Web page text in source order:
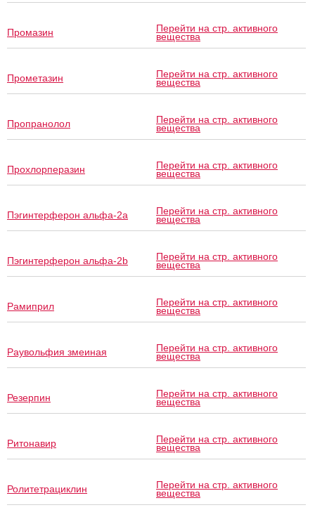
Промазин Перейти на стр. активного
вещества
Прометазин Перейти на стр. активного
вещества
Пропранолол Перейти на стр. активного
вещества
Прохлорперазин Перейти на стр. активного
вещества
Пэгинтерферон альфа-2a Перейти на стр. активного
вещества
Пэгинтерферон альфа-2b Перейти на стр. активного
вещества
Рамиприл Перейти на стр. активного
вещества
Раувольфия змеиная Перейти на стр. активного
вещества
Резерпин Перейти на стр. активного
вещества
Ритонавир Перейти на стр. активного
вещества
Ролитетрациклин Перейти на стр. активного
вещества